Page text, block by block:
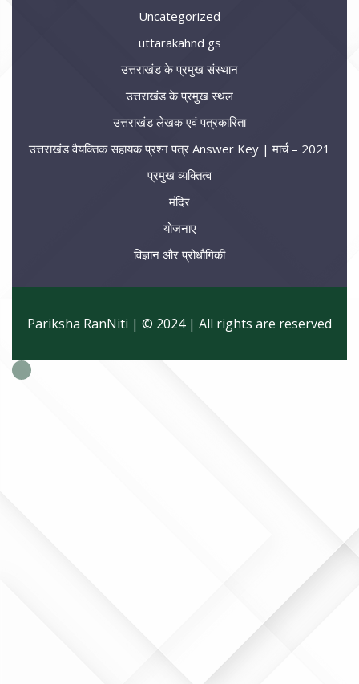
Uncategorized
uttarakahnd gs
उत्तराखंड के प्रमुख संस्थान
उत्तराखंड के प्रमुख स्थल
उत्तराखंड लेखक एवं पत्रकारिता
उत्तराखंड वैयक्तिक सहायक प्रश्न पत्र Answer Key | मार्च – 2021
प्रमुख व्यक्तित्व
मंदिर
योजनाए
विज्ञान और प्रोधौगिकी
Pariksha RanNiti | © 2024 | All rights are reserved